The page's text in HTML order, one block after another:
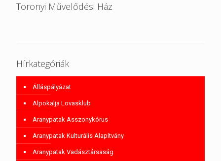
Toronyi Művelődési Ház
Hírkategóriák
Álláspályázat
Alpokalja Lovasklub
Aranypatak Asszonykórus
Aranypatak Kulturális Alapítvány
Aranypatak Vadásztársaság